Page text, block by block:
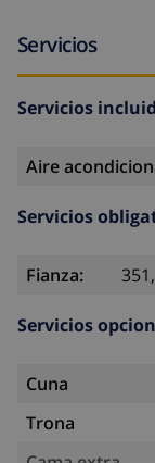
Servicios
Servicios
Aire
Servicios
Fianza:
Servicios
Cuna
Trona